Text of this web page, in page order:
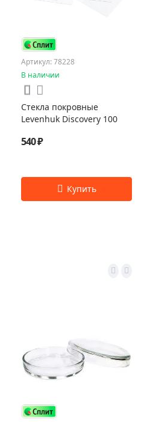
Артикул: 78228
В наличии
Стекла покровные
Levenhuk Discovery 100
540 ₽